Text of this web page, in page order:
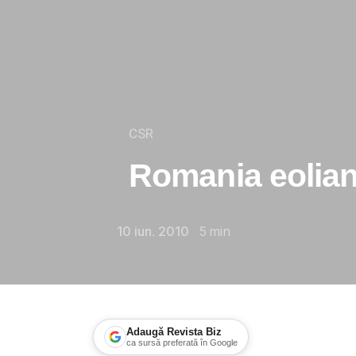
CSR
Romania
10 iun. 2010 5 min
Adaugă Revista Biz
ca sursă preferată în Google